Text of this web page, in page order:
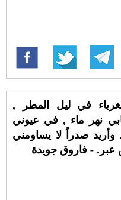
في ليل المطر ,
نهر ماء , في عيوني
صدراً لا يساومني
- فاروق جويدة